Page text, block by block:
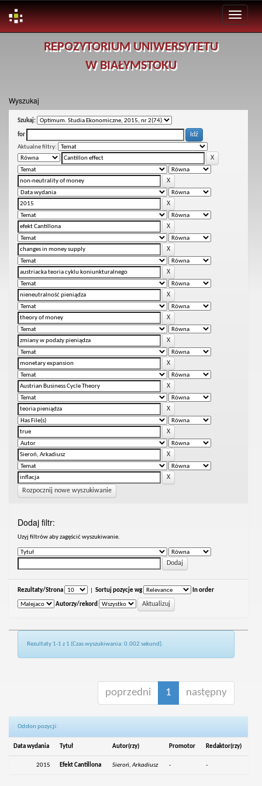
REPOZYTORIUM UNIWERSYTETU
W BIAŁYMSTOKU
Wyszukaj
Szukaj:
for
Aktualne filtry:
Rozpocznij nowe wyszukiwanie
Dodaj filtr:
Uzyj filtrów aby zagęścić wyszukiwanie.
Rezultaty/Strona Sortuj pozycje wg In order
Autorzy/rekord
Rezultaty 1-1 z 1 (Czas wyszukiwania: 0.002 sekund).
poprzedni 1 następny
Odsłon pozycji:
Data wydania Tytuł Autor(rzy) Promotor Redaktor(rzy)
2015 Efekt Cantillona Sieroń, Arkadiusz - -